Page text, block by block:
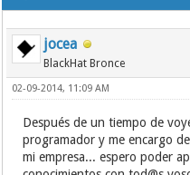
jocea
BlackHat Bronce
02-09-2014, 11:09 AM
Después de un tiempo de
programador y me encargo
mi empresa... espero poder